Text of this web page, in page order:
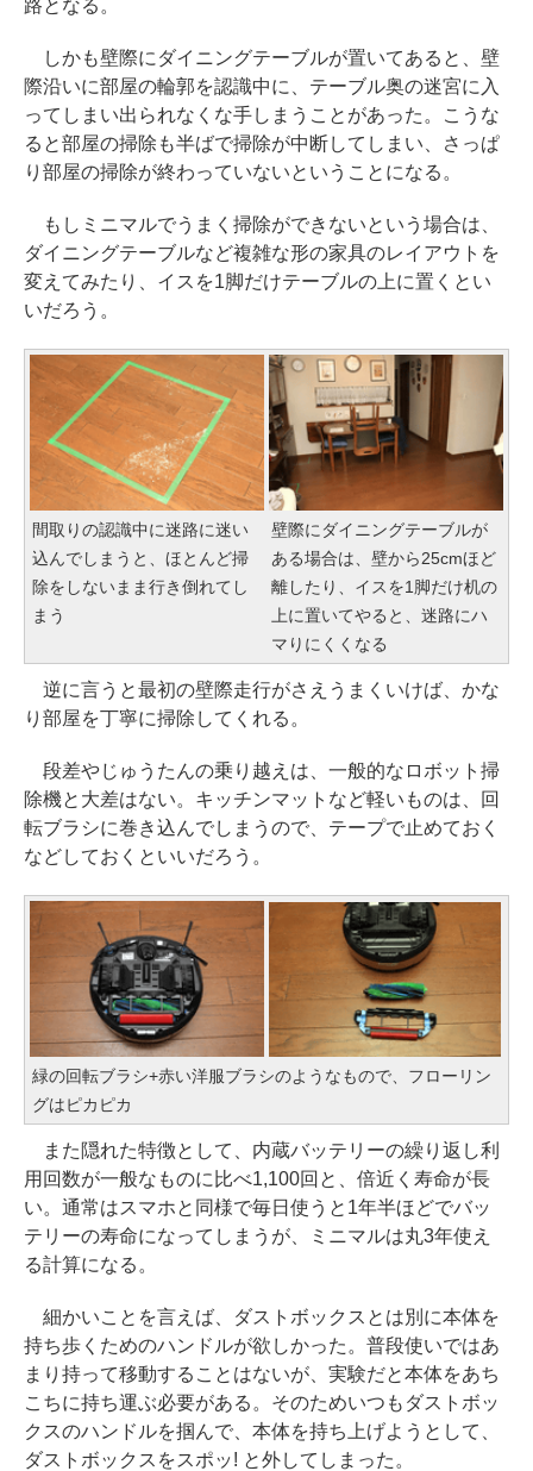
路となる。
しかも壁際にダイニングテーブルが置いてあると、壁
際沿いに部屋の輪郭を認識中に、テーブル奥の迷宮に入
ってしまい出られなくな手しまうことがあった。こうな
ると部屋の掃除も半ばで掃除が中断してしまい、さっぱ
り部屋の掃除が終わっていないということになる。
もしミニマルでうまく掃除ができないという場合は、
ダイニングテーブルなど複雑な形の家具のレイアウトを
変えてみたり、イスを1脚だけテーブルの上に置くとい
いだろう。
間取りの認識中に迷路に迷い
込んでしまうと、ほとんど掃
除をしないまま行き倒れてし
まう
壁際にダイニングテーブルが
ある場合は、壁から25cmほど
離したり、イスを1脚だけ机の
上に置いてやると、迷路にハ
マりにくくなる
逆に言うと最初の壁際走行がさえうまくいけば、かな
り部屋を丁寧に掃除してくれる。
段差やじゅうたんの乗り越えは、一般的なロボット掃
除機と大差はない。キッチンマットなど軽いものは、回
転ブラシに巻き込んでしまうので、テープで止めておく
などしておくといいだろう。
緑の回転ブラシ+赤い洋服ブラシのようなもので、フローリン
グはピカピカ
また隠れた特徴として、内蔵バッテリーの繰り返し利
用回数が一般なものに比べ1,100回と、倍近く寿命が長
い。通常はスマホと同様で毎日使うと1年半ほどでバッ
テリーの寿命になってしまうが、ミニマルは丸3年使え
る計算になる。
細かいことを言えば、ダストボックスとは別に本体を
持ち歩くためのハンドルが欲しかった。普段使いではあ
まり持って移動することはないが、実験だと本体をあち
こちに持ち運ぶ必要がある。そのためいつもダストボッ
クスのハンドルを掴んで、本体を持ち上げようとして、
ダストボックスをスポッ! と外してしまった。